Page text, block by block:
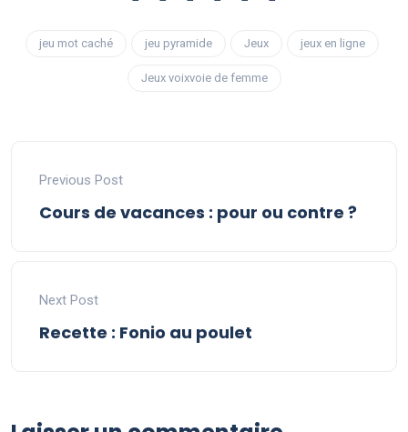
jeu mot caché jeu pyramide Jeux jeux en ligne
Jeux voixvoie de femme
Previous Post
Cours de vacances : pour ou contre ?
Next Post
Recette : Fonio au poulet